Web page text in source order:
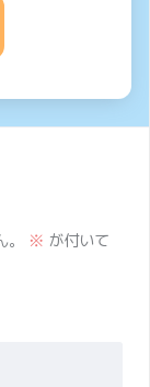
※ が付いて